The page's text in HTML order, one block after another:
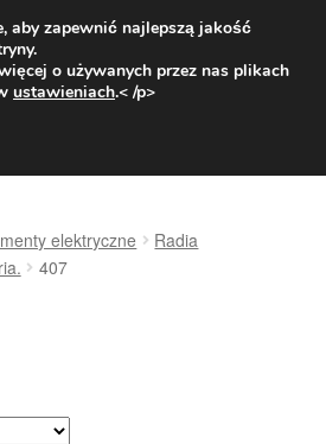
od 31 zł
16:00800 003 167
elektryczne
Radia
407
aby zapewnić najlepszą jakość
o używanych przez nas plikach
ustawieniach.< /p>